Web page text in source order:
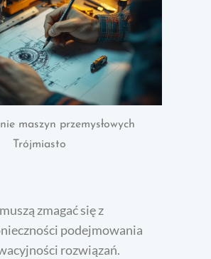
maszyn przemysłowych
Trójmiasto
zmagać się z
podejmowania
rozwiązań.